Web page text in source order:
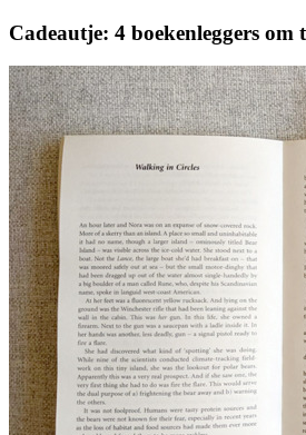
Cadeautje: 4 boekenleggers